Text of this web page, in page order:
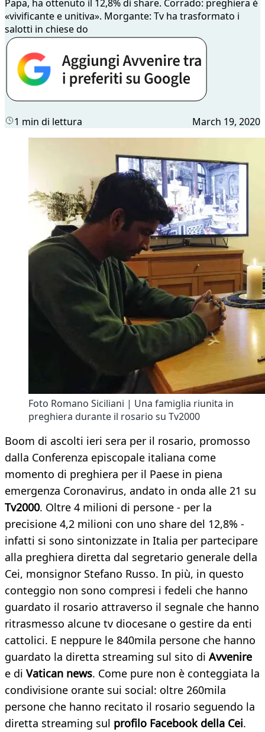
Papa, ha ottenuto il 12,8% di share. Corrado: preghiera è
«vivificante e unitiva». Morgante: Tv ha trasformato i
salotti in chiese do
1 min di lettura March 19, 2020
Foto Romano Siciliani | Una famiglia riunita in
preghiera durante il rosario su Tv2000
Boom di ascolti ieri sera per il rosario, promosso
dalla Conferenza episcopale italiana come
momento di preghiera per il Paese in piena
emergenza Coronavirus, andato in onda alle 21 su
Tv2000. Oltre 4 milioni di persone - per la
precisione 4,2 milioni con uno share del 12,8% -
infatti si sono sintonizzate in Italia per partecipare
alla preghiera diretta dal segretario generale della
Cei, monsignor Stefano Russo. In più, in questo
conteggio non sono compresi i fedeli che hanno
guardato il rosario attraverso il segnale che hanno
ritrasmesso alcune tv diocesane o gestire da enti
cattolici. E neppure le 840mila persone che hanno
guardato la diretta streaming sul sito di Avvenire
e di Vatican news. Come pure non è conteggiata la
condivisione orante sui social: oltre 260mila
persone che hanno recitato il rosario seguendo la
diretta streaming sul profilo Facebook della Cei.